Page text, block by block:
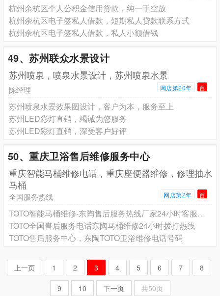
杭州余杭区个人公积金信用贷款，纯一手空放
杭州余杭区电子签私人借款，短期私人贷款联系方式
杭州余杭区电子签私人借款，私人小额借钱
49、苏州联众水景设计
苏州喷泉，喷泉水景设计，苏州喷泉水景
陈经理 网店第20年 百
苏州喷泉水景效果图设计，客户为本，服务至上
苏州LED彩灯直销，竭诚为您服务
苏州LED彩灯直销，深受客户好评
50、重庆卫浴售后维修服务中心
重庆智能马桶维修电话，重庆座便器维修，修理抽水
马桶
全国服务热线 网店第2年 百
TOTO智能马桶维修-东陶售后服务热线厂家24小时客服咨询
TOTO全国售后服务电话东陶马桶维修24小时拨打热线
TOTO售后服务中心，东陶TOTO卫浴维修电话号码
上一页 1 2 3 4 5 6 7 8
9 10 下一页 共50页